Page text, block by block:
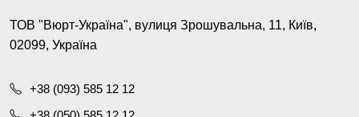
ТОВ "Вюрт-Україна", вулиця Зрошувальна, 11, Київ,
02099, Україна
+38 (093) 585 12 12